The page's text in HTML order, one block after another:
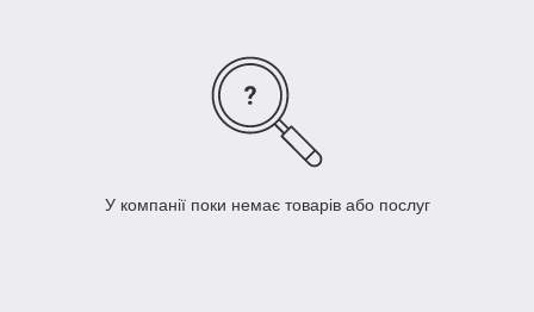
У компанії поки немає товарів або послуг